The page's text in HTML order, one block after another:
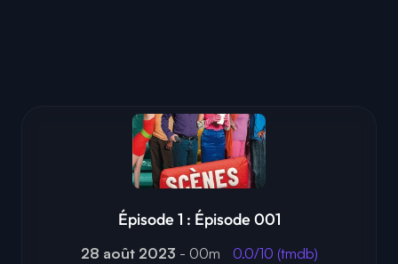
Épisode 1 : Épisode 001
28 août 2023 - 00m 0.0/10 (tmdb)